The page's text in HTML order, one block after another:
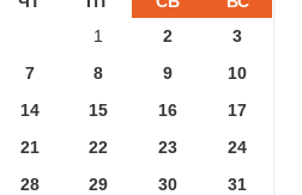
1
2
3
7 8 9
10
14 15 16
17
21 22 23
24
28 29 30 31